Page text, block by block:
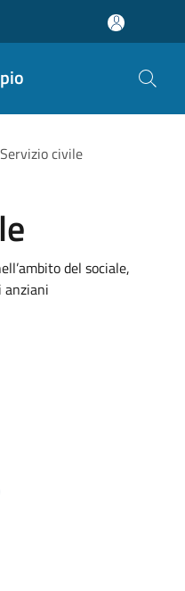
Servizio civile
del sociale,
anziani